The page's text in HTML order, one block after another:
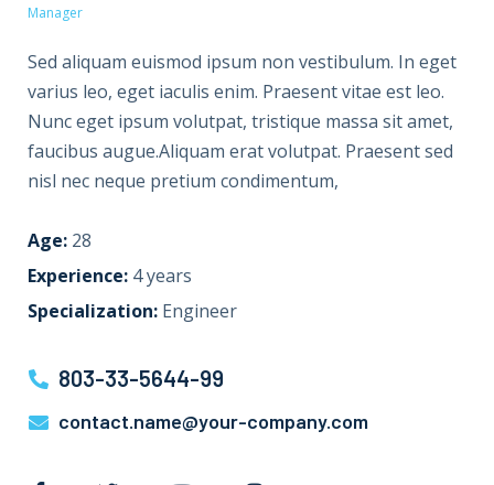
Manager
Sed aliquam euismod ipsum non vestibulum. In eget
varius leo, eget iaculis enim. Praesent vitae est leo.
Nunc eget ipsum volutpat, tristique massa sit amet,
faucibus augue.Aliquam erat volutpat. Praesent sed
nisl nec neque pretium condimentum,
Age: 28
Experience: 4 years
Specialization: Engineer
803-33-5644-99
contact.name@your-company.com